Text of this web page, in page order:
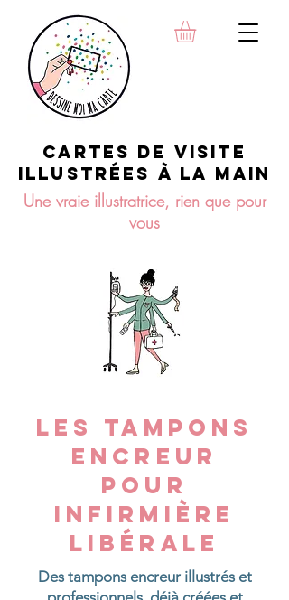
INFIRMIERE, SAGE-FEMME,
OSTÉOPATHE,
KINÉSITHÉRAPEUTE, NATUROPA
THE, DIÉTÉTICIENNE,...
Cartes de visite
illustrées à la maiN
Une vraie illustratrice, rien que pour
vous
LES TAMPONS
ENCREUR
POUR
INFIRMIÈRE
LIBÉRALE
Des tampons encreur illustrés et